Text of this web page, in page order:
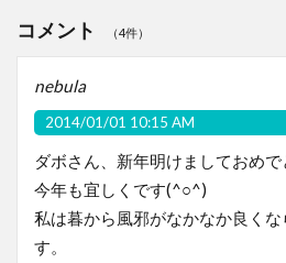
コメント （4件）
nebula
2014/01/01 10:15 AM
ダボさん、新年明けましておめで
今年も宜しくです(^○^)
私は暮から風邪がなかなか良く
す。